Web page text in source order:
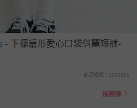
- 下擺扇形愛心口袋俏麗短褲-
商品編號：1030301
進團購